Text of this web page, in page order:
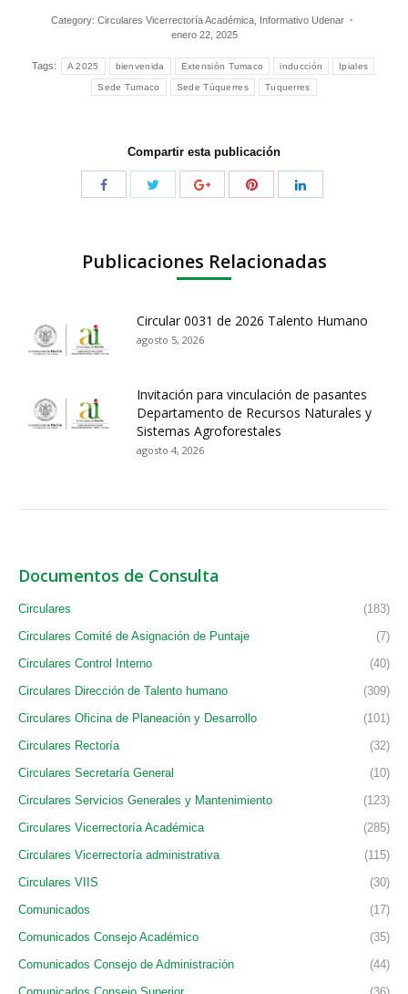
Category: Circulares Vicerrectoría Académica, Informativo Udenar
enero 22, 2025
Tags: A 2025 bienvenida Extensión Tumaco inducción Ipiales
Sede Tumaco Sede Túquerres Tuquerres
Compartir esta publicación
Publicaciones Relacionadas
Circular 0031 de 2026 Talento Humano
agosto 5, 2026
Invitación para vinculación de pasantes
Departamento de Recursos Naturales y
Sistemas Agroforestales
agosto 4, 2026
Documentos de Consulta
Circulares
(183)
Circulares Comité de Asignación de Puntaje
(7)
Circulares Control Interno
(40)
Circulares Dirección de Talento humano
(309)
Circulares Oficina de Planeación y Desarrollo
(101)
Circulares Rectoría
(32)
Circulares Secretaría General
(10)
Circulares Servicios Generales y Mantenimiento
(123)
Circulares Vicerrectoría Académica
(285)
Circulares Vicerrectoría administrativa
(115)
Circulares VIIS
(30)
Comunicados
(17)
Comunicados Consejo Académico
(35)
Comunicados Consejo de Administración
(44)